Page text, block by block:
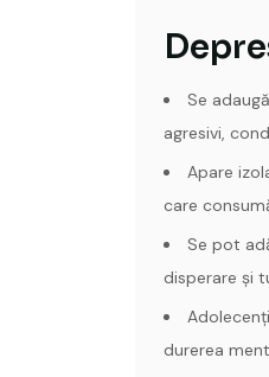
Se
agresivi,
Apare
care
Se pot
disperare şi
durerea